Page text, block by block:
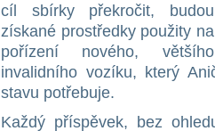
cíl sbírky překročit, budou
získané prostředky použity na
pořízení nového, většího
invalidního vozíku, který
stavu potřebuje.
Každý příspěvek, bez